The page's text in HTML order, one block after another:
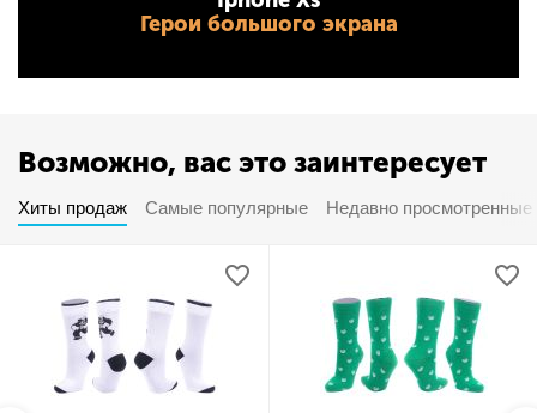
Герои большого экрана
Возможно, вас это заинтересует
Хиты продаж Самые популярные Недавно просмотренные